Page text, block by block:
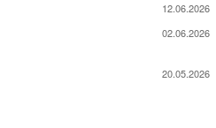
12.06.2026
02.06.2026
20.05.2026